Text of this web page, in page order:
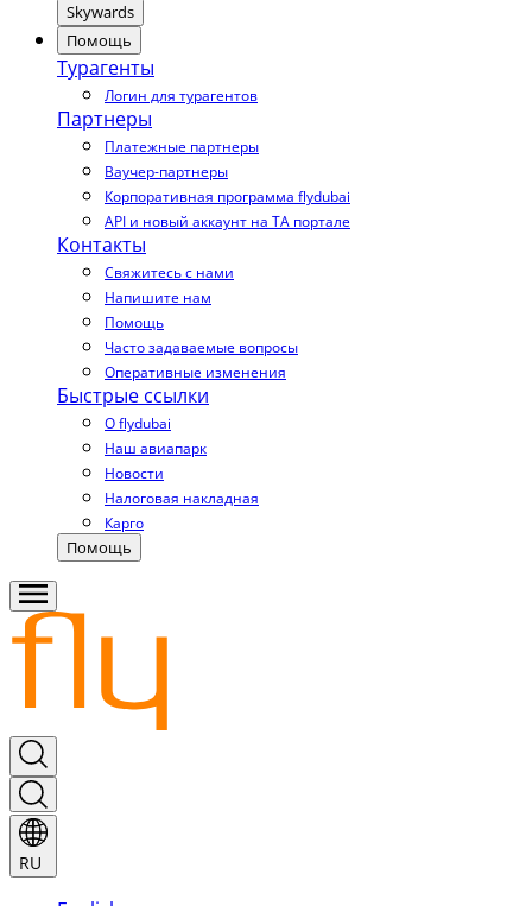
Skywards
Помощь
Турагенты
Логин для турагентов
Партнеры
Платежные партнеры
Ваучер-партнеры
Корпоративная программа flydubai
API и новый аккаунт на TA портале
Контакты
Свяжитесь с нами
Напишите нам
Помощь
Часто задаваемые вопросы
Оперативные изменения
Быстрые ссылки
О flydubai
Наш авиапарк
Новости
Налоговая накладная
Карго
Помощь
RU